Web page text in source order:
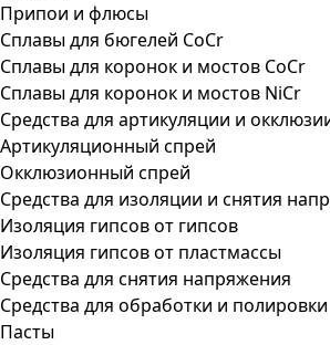
Припои и флюсы
Сплавы для бюгелей CoCr
Сплавы для коронок и мостов CoCr
Сплавы для коронок и мостов NiCr
Средства для артикуляции и
Артикуляционный спрей
Окклюзионный спрей
Средства для изоляции и снятия
Изоляция гипсов от гипсов
Изоляция гипсов от пластмассы
Средства для снятия напряжения
Средства для обработки и полировки
Пасты